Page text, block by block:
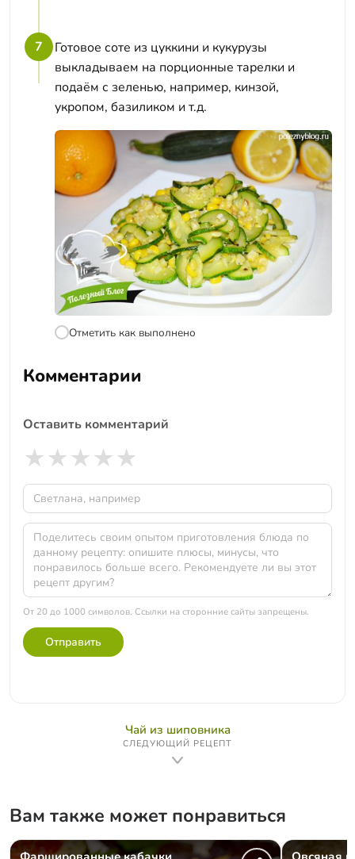
7
Готовое соте из цуккини и кукурузы
выкладываем на порционные тарелки и
подаём с зеленью, например, кинзой,
укропом, базиликом и т.д.
Отметить как выполнено
Комментарии
Оставить комментарий
★★★★★
От 20 до 1000 символов. Ссылки на сторонние сайты запрещены.
Отправить
Чай из шиповника
СЛЕДУЮЩИЙ РЕЦЕПТ
Вам также может понравиться